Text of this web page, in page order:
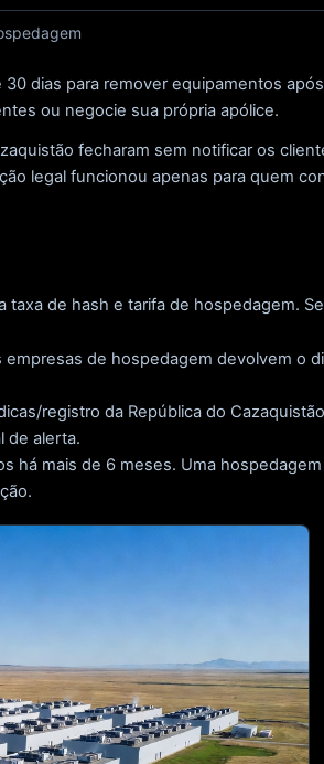
dias para remover equipamentos
ou negocie sua própria apólice.
fecharam sem notificar os
legal funcionou apenas para quem
taxa de hash e tarifa de hospedagem.
de hospedagem devolvem o
registro da República do
de alerta.
há mais de 6 meses. Uma